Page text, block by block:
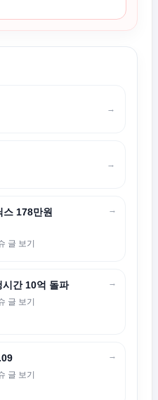
→
→
스 178만원
글 보기
→
시간 10억 돌파
글 보기
→
글 보기
→